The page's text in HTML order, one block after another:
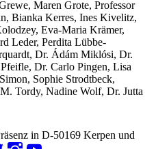
Maren Grote, Professor
Bianka Kerres, Ines Kivelitz,
Eva-Maria Krämer,
Leder, Perdita Lübbe-
Dr. Ádám Miklósi, Dr.
Dr. Carlo Pingen, Lisa
Sophie Strodtbeck,
Tordy, Nadine Wolf, Dr. Jutta
in D-50169 Kerpen und